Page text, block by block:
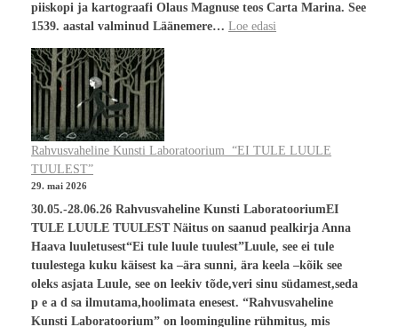
piiskopi ja kartograafi Olaus Magnuse teos Carta Marina. See
1539. aastal valminud Läänemere… Loe edasi
Rahvusvaheline Kunsti Laboratoorium “EI TULE LUULE
TUULEST”
29. mai 2026
30.05.-28.06.26 Rahvusvaheline Kunsti LaboratooriumEI
TULE LUULE TUULEST Näitus on saanud pealkirja Anna
Haava luuletusest“Ei tule luule tuulest”Luule, see ei tule
tuulestega kuku käisest ka –ära sunni, ära keela –kõik see
oleks asjata Luule, see on leekiv tõde,veri sinu südamest,seda
p e a d sa ilmutama,hoolimata enesest. “Rahvusvaheline
Kunsti Laboratoorium” on loominguline rühmitus, mis